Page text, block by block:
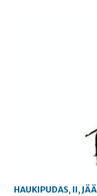
HAUKIPUDAS, II,